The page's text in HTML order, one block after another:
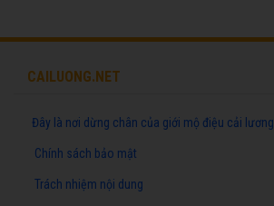
CAILUONG.NET
Đây là nơi dừng chân của giới mộ điệu cải lương
Chính sách bảo mật
Trách nhiệm nội dung